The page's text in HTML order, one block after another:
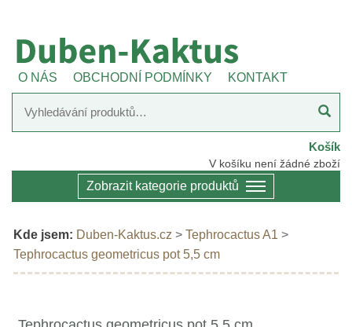
O NÁS OBCHODNÍ PODMÍNKY KONTAKT
Košík
V košíku není žádné zboží
Zobrazit kategorie produktů
Kde jsem: Duben-Kaktus.cz > Tephrocactus A1 >
Tephrocactus geometricus pot 5,5 cm